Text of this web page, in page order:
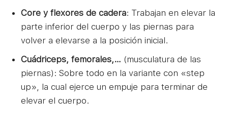
Core y flexores de cadera: Trabajan en elevar la
parte inferior del cuerpo y las piernas para
volver a elevarse a la posición inicial.
Cuádriceps, femorales,… (musculatura de las
piernas): Sobre todo en la variante con «step
up», la cual ejerce un empuje para terminar de
elevar el cuerpo.